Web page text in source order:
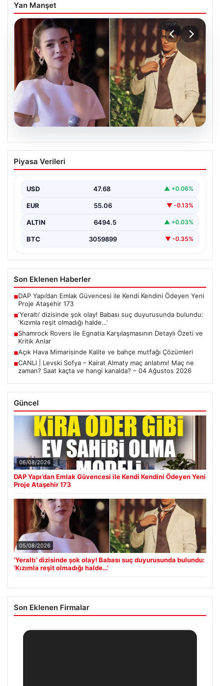
Yan Manşet
‘Yeraltı’ dizisinde şok olay! Babası suç
duyurusunda bulundu: ‘Kızımla reşit
Piyasa Verileri
USD 47.68 ▲ +0.06%
EUR 55.06 ▼ -0.13%
ALTIN 6494.5 ▲ +0.03%
BTC 3059899 ▼ -0.35%
Son Eklenen Haberler
■DAP Yapı’dan Emlak Güvencesi ile Kendi Kendini Ödeyen Yeni
Proje Ataşehir 173
■‘Yeraltı’ dizisinde şok olay! Babası suç duyurusunda bulundu:
‘Kızımla reşit olmadığı halde…’
■Shamrock Rovers ile Egnatia Karşılaşmasının Detaylı Özeti ve
Kritik Anlar
■Açık Hava Mimarisinde Kalite ve bahçe mutfağı Çözümleri
■CANLI | Levski Sofya – Kairat Almaty maç anlatımı! Maç ne
zaman? Saat kaçta ve hangi kanalda? – 04 Ağustos 2026
Güncel
06/08/2026
DAP Yapı’dan Emlak Güvencesi ile Kendi Kendini Ödeyen Yeni
Proje Ataşehir 173
05/08/2026
‘Yeraltı’ dizisinde şok olay! Babası suç duyurusunda bulundu:
‘Kızımla reşit olmadığı halde…’
Son Eklenen Firmalar